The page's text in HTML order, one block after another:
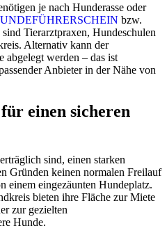
je nach Hunderasse oder
bzw.
Tierarztpraxen, Hundeschulen
Alternativ kann der
abgelegt werden – das ist
Anbieter in der Nähe von
einen sicheren
sind, einen starken
Gründen keinen normalen Freilauf
einem eingezäunten Hundeplatz.
bieten ihre Fläche zur Miete
zur gezielten
Hunde.